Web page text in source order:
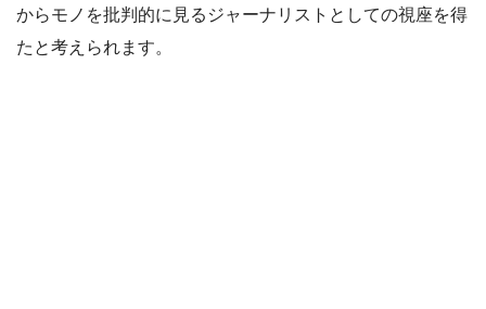
からモノを批判的に見るジャーナリストとしての視座を得
たと考えられます。